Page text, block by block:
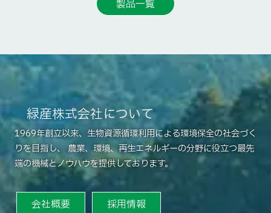
製品一覧
緑産株式会社について
1969年創立以来、生物資源循環利用による環境保全の社会づく
りを目指し、 農業、環境、再生エネルギーの分野に役立つ最先
端の機械とノウハウを提供しております。
会社概要 採用情報